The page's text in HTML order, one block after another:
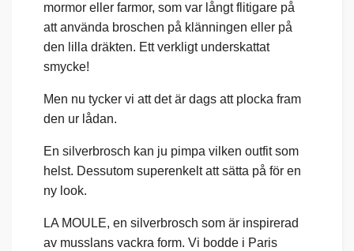
mormor eller farmor, som var långt flitigare på
att använda broschen på klänningen eller på
den lilla dräkten. Ett verkligt underskattat
smycke!
Men nu tycker vi att det är dags att plocka fram
den ur lådan.
En silverbrosch kan ju pimpa vilken outfit som
helst. Dessutom superenkelt att sätta på för en
ny look.
LA MOULE, en silverbrosch som är inspirerad
av musslans vackra form. Vi bodde i Paris